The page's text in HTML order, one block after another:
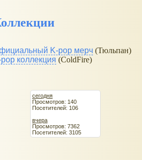
K-pop мерч (Тюльпан)
pop коллекция (ColdFire)
сегодня
Просмотров: 140
Посетителей: 106
вчера
Просмотров: 7362
Посетителей: 3105